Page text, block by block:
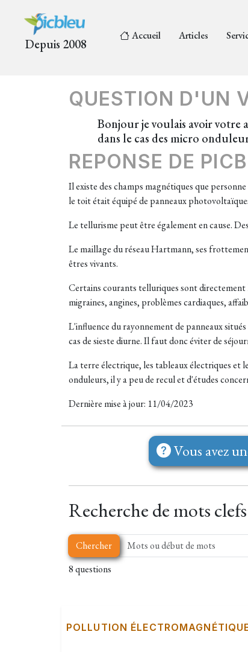
Depuis 2008
Accueil Articles
QUESTION D'UN
Bonjour je voulais avoir votre
dans le cas des micro
REPONSE DE
Il existe des champs magnétiques que
le toit était équipé de panneaux
Le tellurisme peut être également en cause.
Le maillage du réseau Hartmann, ses
êtres vivants.
Certains courants telluriques sont directement
migraines, angines, problèmes cardiaques,
L'influence du rayonnement de panneaux
cas de siestediurne. Il faut donc éviter de
La terre électrique, les tableaux électriques et
onduleurs, il y a peu de recul et d'études
Dernière mise à jour: 11/04/2023
Vous avez
Recherche de mots
Chercher
8 questions
POLLUTION